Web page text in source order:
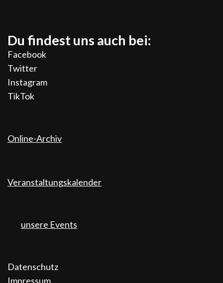
Du findest uns auch bei:
Facebook
Twitter
Instagram
TikTok
Online-Archiv
Veranstaltungskalender
unsere Events
Datenschutz
Impressum